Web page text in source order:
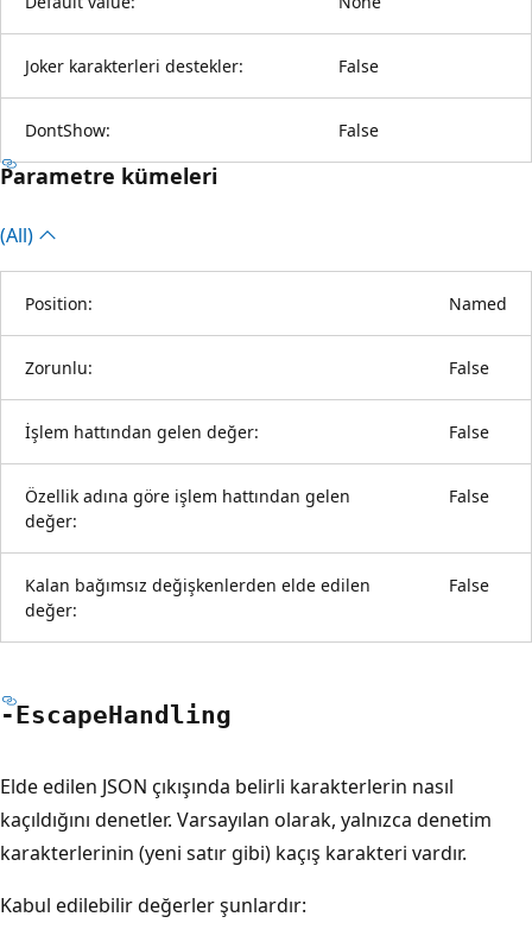
Joker karakterleri destekler: False
DontShow: False
Parametre kümeleri
(All)
Position: Named
Zorunlu: False
İşlem hattından gelen değer: False
Özellik adına göre işlem hattından gelen
değer:
False
Kalan bağımsız değişkenlerden elde edilen
değer:
False
-EscapeHandling
Elde edilen JSON çıkışında belirli karakterlerin nasıl
kaçıldığını denetler. Varsayılan olarak, yalnızca denetim
karakterlerinin (yeni satır gibi) kaçış karakteri vardır.
Kabul edilebilir değerler şunlardır: